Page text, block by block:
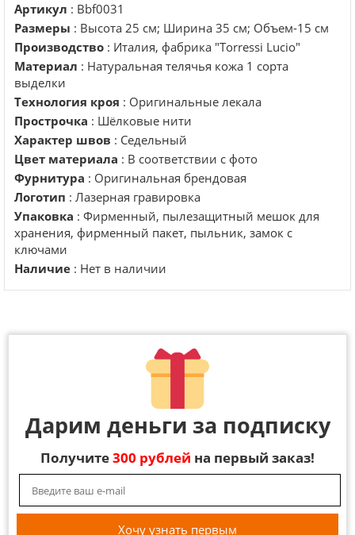
Артикул : Bbf0031
Размеры : Высота 25 см; Ширина 35 см; Объем-15 см
Производство : Италия, фабрика "Torressi Lucio"
Материал : Натуральная телячья кожа 1 сорта
выделки
Технология кроя : Оригинальные лекала
Прострочка : Шёлковые нити
Характер швов : Седельный
Цвет материала : В соответствии с фото
Фурнитура : Оригинальная брендовая
Логотип : Лазерная гравировка
Упаковка : Фирменный, пылезащитный мешок для
хранения, фирменный пакет, пыльник, замок с
ключами
Наличие : Нет в наличии
Дарим деньги за подписку
Получите300 рублей на первый заказ!